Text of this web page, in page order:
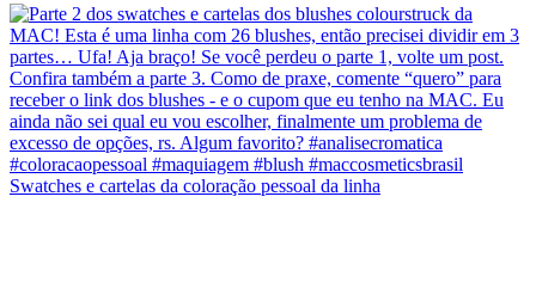
Swatches e cartelas da coloração pessoal da linha